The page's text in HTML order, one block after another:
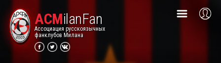
ACMilanFan
Ассоциация русскоязычных
фанклубов Милана